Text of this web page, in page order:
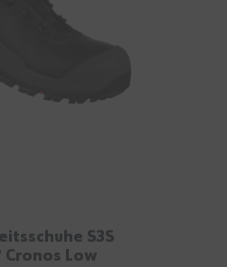
S3S
Cronos Low